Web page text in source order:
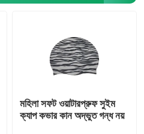
মহিলা সফট ওয়াটারপ্রুফ সুইম
ক্যাপ কভার কান অদ্ভুত গন্ধ নয়